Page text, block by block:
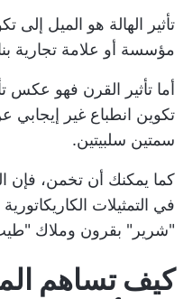
تأثير الهالة هو الميل إلى
مؤسسة أو علامة تجارية
أما تأثير القرن فهو عكس
تكوين انطباع غير
سمتين سلبيتين.
كما يمكنك أن تخمن، فإن
في التمثيلات
"شرير" بقرون وملاك
كيف تساهم